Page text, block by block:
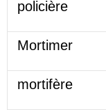
policière
Mortimer
mortifère